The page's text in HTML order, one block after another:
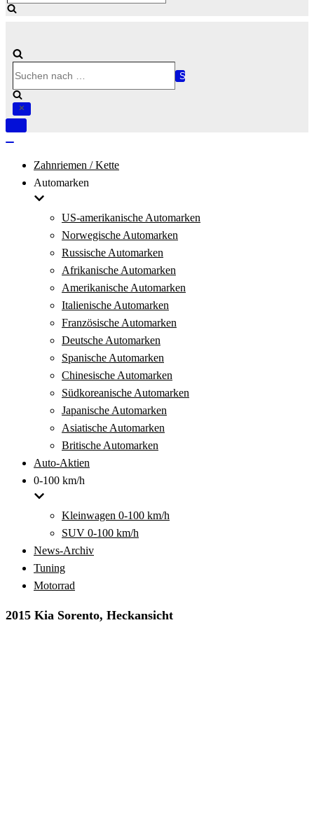
nach …
Navigation
Zahnriemen / Kette
Automarken
US-amerikanische Automarken
Norwegische Automarken
Russische Automarken
Afrikanische Automarken
Amerikanische Automarken
Italienische Automarken
Französische Automarken
Deutsche Automarken
Spanische Automarken
Chinesische Automarken
Südkoreanische Automarken
Japanische Automarken
Asiatische Automarken
Britische Automarken
Auto-Aktien
0-100 km/h
Kleinwagen 0-100 km/h
SUV 0-100 km/h
News-Archiv
Tuning
Motorrad
2015 Kia Sorento, Heckansicht